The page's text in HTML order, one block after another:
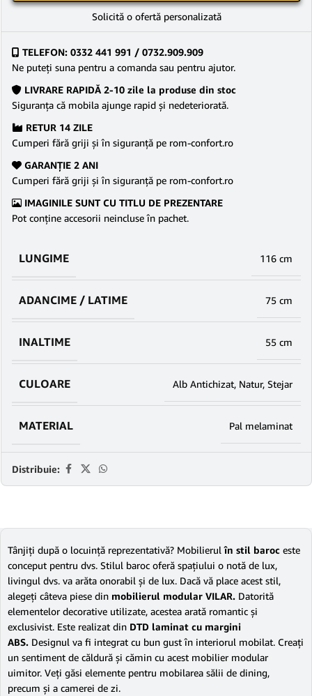
Solicită o ofertă personalizată
TELEFON: 0332 441 991 / 0732.909.909
Ne puteţi suna pentru a comanda sau pentru ajutor.
LIVRARE RAPIDĂ 2-10 zile la produse din stoc
Siguranţa că mobila ajunge rapid şi nedeteriorată.
RETUR 14 ZILE
Cumperi fără griji şi în siguranţă pe rom-confort.ro
GARANŢIE 2 ANI
Cumperi fără griji şi în siguranţă pe rom-confort.ro
IMAGINILE SUNT CU TITLU DE PREZENTARE
Pot conține accesorii neincluse în pachet.
LUNGIME 116 cm
ADANCIME / LATIME 75 cm
INALTIME 55 cm
CULOARE Alb Antichizat, Natur, Stejar
MATERIAL Pal melaminat
Distribuie:
Tânjiţi după o locuinţă reprezentativă? Mobilierulîn stil baroc este
conceput pentru dvs. Stilul baroc oferă spaţiului o notă de lux,
livingul dvs. va arăta onorabil şi de lux. Dacă vă place acest stil,
alegeţi câteva piese din mobilierul modular VILAR. Datorită
elementelor decorative utilizate, acestea arată romantic şi
exclusivist. Este realizat din DTD laminat cu margini
ABS. Designul va fi integrat cu bun gust în interiorul mobilat. Creaţi
un sentiment de căldură şi cămin cu acest mobilier modular
uimitor. Veţi găsi elemente pentru mobilarea sălii de dining,
precum şi a camerei de zi.